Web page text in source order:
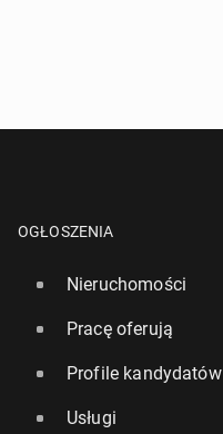
OGŁOSZENIA
Nieruchomości
Pracę oferują
Profile kandydatów
Usługi